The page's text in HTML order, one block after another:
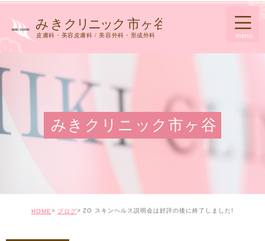
みきクリニック市ヶ谷
HOME ブログ ZO スキンヘルス説明会は好評の後に終了しました!